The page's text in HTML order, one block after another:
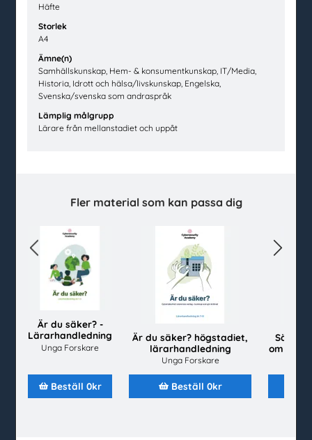
Häfte
Storlek
A4
Ämne(n)
Samhällskunskap, Hem- & konsumentkunskap, IT/Media,
Historia, Idrott och hälsa/livskunskap, Engelska,
Svenska/svenska som andraspråk
Lämplig målgrupp
Lärare från mellanstadiet och uppåt
Fler material som kan passa dig
Är du säker? -
Lärarhandledning
lågstadiet
Unga Forskare
Beställ 0kr
Är du säker? högstadiet,
lärarhandledning
Unga Forskare
Beställ 0kr
om
Previous Next
020-67 60 50
info@utbudet.se
Vanliga frågor och svar
Så beställer du
Mina sidor
Beställ material
Alla material
Avsändare
Senast inkomna
Topplistor
Mer för skolan